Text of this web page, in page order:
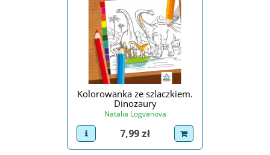
Kolorowanka ze szlaczkiem.
Dinozaury
Natalia Logvanova
view product
Cena
7,99 zł dodaj do koszyka